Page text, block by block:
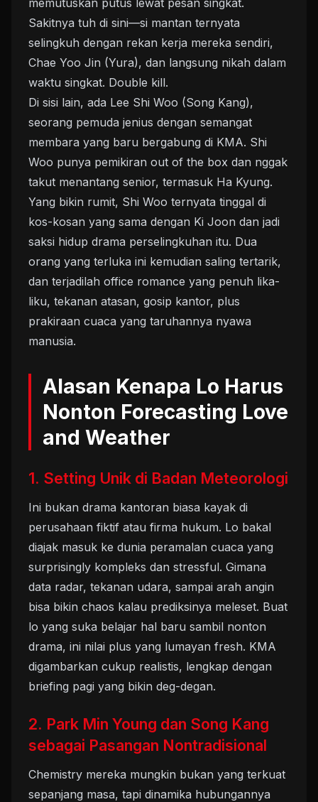
memutuskan putus lewat pesan singkat.
Sakitnya tuh di sini—si mantan ternyata
selingkuh dengan rekan kerja mereka sendiri,
Chae Yoo Jin (Yura), dan langsung nikah dalam
waktu singkat. Double kill.
Di sisi lain, ada Lee Shi Woo (Song Kang),
seorang pemuda jenius dengan semangat
membara yang baru bergabung di KMA. Shi
Woo punya pemikiran out of the box dan nggak
takut menantang senior, termasuk Ha Kyung.
Yang bikin rumit, Shi Woo ternyata tinggal di
kos-kosan yang sama dengan Ki Joon dan jadi
saksi hidup drama perselingkuhan itu. Dua
orang yang terluka ini kemudian saling tertarik,
dan terjadilah office romance yang penuh lika-
liku, tekanan atasan, gosip kantor, plus
prakiraan cuaca yang taruhannya nyawa
manusia.
Alasan Kenapa Lo Harus
Nonton Forecasting Love
and Weather
1. Setting Unik di Badan Meteorologi
Ini bukan drama kantoran biasa kayak di
perusahaan fiktif atau firma hukum. Lo bakal
diajak masuk ke dunia peramalan cuaca yang
surprisingly kompleks dan stressful. Gimana
data radar, tekanan udara, sampai arah angin
bisa bikin chaos kalau prediksinya meleset. Buat
lo yang suka belajar hal baru sambil nonton
drama, ini nilai plus yang lumayan fresh. KMA
digambarkan cukup realistis, lengkap dengan
briefing pagi yang bikin deg-degan.
2. Park Min Young dan Song Kang
sebagai Pasangan Nontradisional
Chemistry mereka mungkin bukan yang terkuat
sepanjang masa, tapi dinamika hubungannya